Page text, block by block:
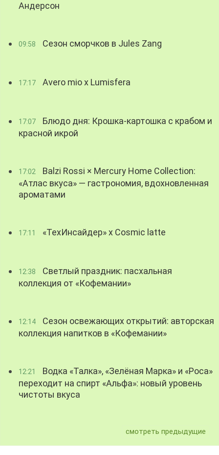
Андерсон
09:58 Сезон сморчков в Jules Zang
17:17 Avero mio x Lumisfera
17:07
Блюдо дня: Крошка-картошка с крабом и
красной икрой
17:02
Balzi Rossi × Mercury Home Collection:
«Атлас вкуса» — гастрономия, вдохновленная
ароматами
17:11 «ТехИнсайдер» х Cosmic latte
12:38
Светлый праздник: пасхальная
коллекция от «Кофемании»
12:14
Сезон освежающих открытий: авторская
коллекция напитков в «Кофемании»
12:21
Водка «Талка», «Зелёная Марка» и «Роса»
переходит на спирт «Альфа»: новый уровень
чистоты вкуса
смотреть предыдущие